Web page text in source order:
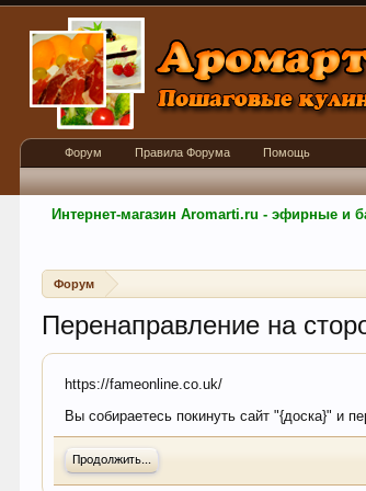
Интернет-магазин Aromarti.ru - эфирные и
Форум
Перенаправление на
https://fameonline.co.uk/
Вы собираетесь покинуть сайт "{доска}" и
Продолжить...
Форум Правила Форума Помощь